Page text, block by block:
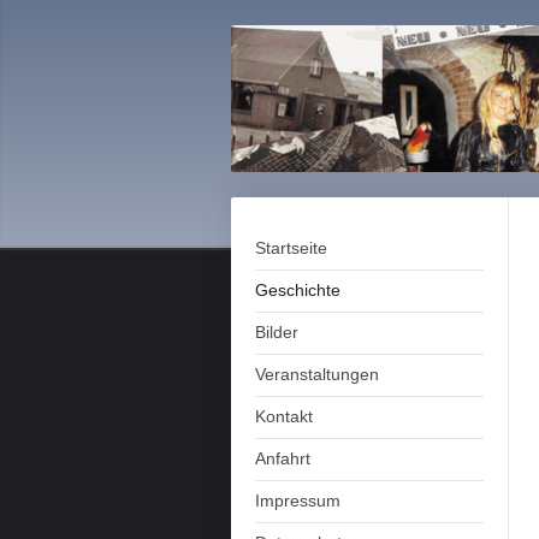
Startseite
Geschichte
Bilder
Veranstaltungen
Kontakt
Anfahrt
Impressum